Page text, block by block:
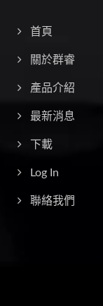
首頁
關於群睿
產品介紹
最新消息
下載
Log In
聯絡我們